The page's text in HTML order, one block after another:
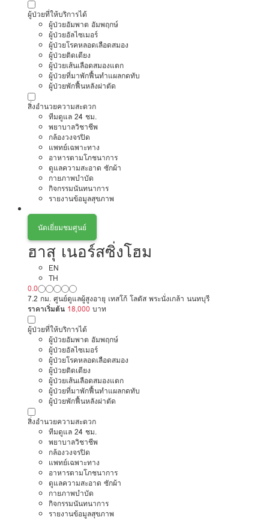
ผู้ป่วยที่ให้บริการได้
ผู้ป่วยอัมพาต อัมพฤกษ์
ผู้ป่วยอัลไซเมอร์
ผู้ป่วยโรคหลอดเลือดสมอง
ผู้ป่วยติดเตียง
ผู้ป่วยเส้นเลือดสมองแตก
ผู้ป่วยที่มาพักฟื้นทำแผลกดทับ
ผู้ป่วยพักฟื้นหลังผ่าตัด
สิ่งอำนวยความสะดวก
ทีมดูแล 24 ชม.
พยาบาลวิชาชีพ
กล้องวงจรปิด
แพทย์เฉพาะทาง
อาหารตามโภชนาการ
ดูแลความสะอาด ซักผ้า
กายภาพบำบัด
กิจกรรมนันทนาการ
รายงานข้อมูลสุขภาพ
นัดเยี่ยมชมศูนย์
ฮาสุ เนอร์สซิ่งโฮม
EN
TH
0.0
7.2 กม. ศูนย์ดูแลผู้สูงอายุ เทสโก้ โลตัส พระนั่งเกล้า นนทบุรี
ราคาเริ่มต้น 18,000 บาท
ผู้ป่วยที่ให้บริการได้
ผู้ป่วยอัมพาต อัมพฤกษ์
ผู้ป่วยอัลไซเมอร์
ผู้ป่วยโรคหลอดเลือดสมอง
ผู้ป่วยติดเตียง
ผู้ป่วยเส้นเลือดสมองแตก
ผู้ป่วยที่มาพักฟื้นทำแผลกดทับ
ผู้ป่วยพักฟื้นหลังผ่าตัด
สิ่งอำนวยความสะดวก
ทีมดูแล 24 ชม.
พยาบาลวิชาชีพ
กล้องวงจรปิด
แพทย์เฉพาะทาง
อาหารตามโภชนาการ
ดูแลความสะอาด ซักผ้า
กายภาพบำบัด
กิจกรรมนันทนาการ
รายงานข้อมูลสุขภาพ